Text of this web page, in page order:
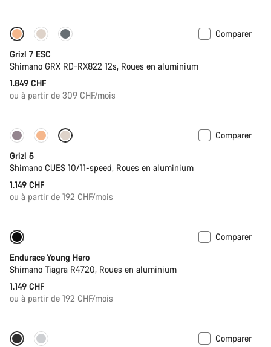
Full Mounty
Comparer
Grizl 7 ESC
Shimano GRX RD-RX822 12s, Roues en aluminium
1.849 CHF
ou à partir de 309 CHF/mois
Disponible uniquement en L
Comparer
Grizl 5
Shimano CUES 10/11-speed, Roues en aluminium
1.149 CHF
ou à partir de 192 CHF/mois
Comparer
Endurace Young Hero
Shimano Tiagra R4720, Roues en aluminium
1.149 CHF
ou à partir de 192 CHF/mois
Disponible uniquement en S | M
Comparer